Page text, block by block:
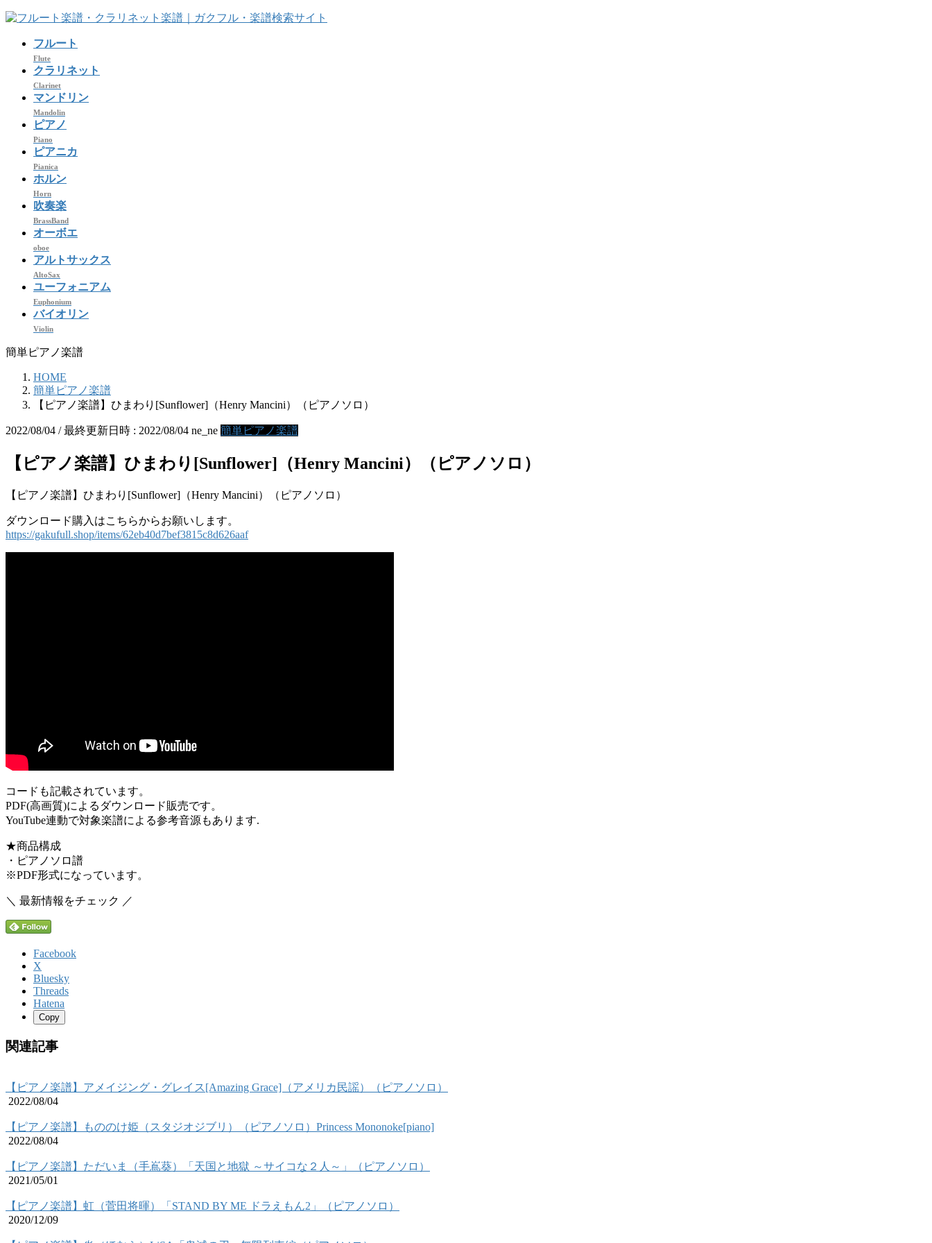
コ
ナ
フルート
Flute
クラリネット
Clarinet
マンドリン
Mandolin
ピアノ
Piano
ピアニカ
Pianica
ホルン
Horn
吹奏楽
BrassBand
オーボエ
oboe
アルトサックス
AltoSax
ユーフォニアム
Euphonium
バイオリン
Violin
簡単ピアノ楽譜
HOME
簡単ピアノ楽譜
【ピアノ楽譜】ひまわり[Sunflower]（Henry Mancini）（ピアノソロ）
2022/08/04 / 最終更新日時 : 2022/08/04 ne_ne 簡単ピアノ楽譜
【ピアノ楽譜】ひまわり[Sunflower]（Henry Mancini）（ピアノソロ）
【ピアノ楽譜】ひまわり[Sunflower]（Henry Mancini）（ピアノソロ）
ダウンロード購入はこちらからお願いします。
https://gakufull.shop/items/62eb40d7bef3815c8d626aaf
コードも記載されています。
PDF(高画質)によるダウンロード販売です。
YouTube連動で対象楽譜による参考音源もあります.
★商品構成
・ピアノソロ譜
※PDF形式になっています。
＼ 最新情報をチェック ／
Facebook
X
Bluesky
Threads
Hatena
Copy
関連記事
【ピアノ楽譜】アメイジング・グレイス[Amazing Grace]（アメリカ民謡）（ピアノソロ）
2022/08/04
【ピアノ楽譜】もののけ姫（スタジオジブリ）（ピアノソロ）Princess Mononoke[piano]
2022/08/04
【ピアノ楽譜】ただいま（手嶌葵）「天国と地獄 ～サイコな２人～」（ピアノソロ）
2021/05/01
【ピアノ楽譜】虹（菅田将暉）「STAND BY ME ドラえもん2」（ピアノソロ）
2020/12/09